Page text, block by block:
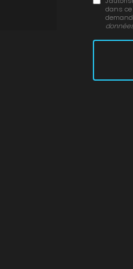
dans